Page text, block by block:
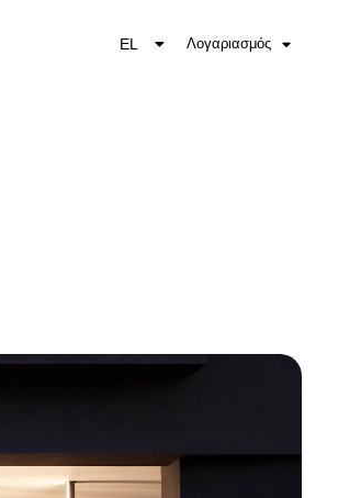
EL
EN Λογαριασμός